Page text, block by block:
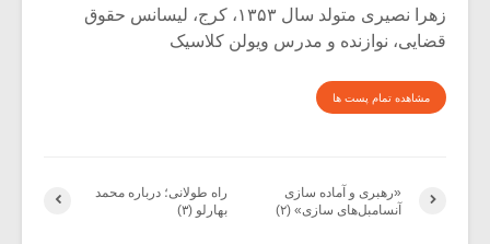
زهرا نصیری متولد سال ۱۳۵۳، کرج، لیسانس حقوق
قضایی، نوازنده و مدرس ویولن کلاسیک
مشاهده تمام پست ها
راه طولانی؛ درباره محمد
بهارلو (۳)
«رهبری و آماده سازی
آنسامبل‌های سازی» (۲)